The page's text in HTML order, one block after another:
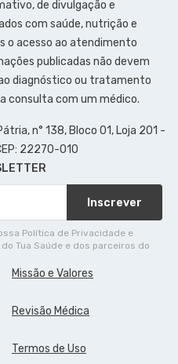
de divulgação e
com saúde, nutrição e
o acesso ao atendimento
publicadas não devem
diagnóstico ou tratamento
consulta com um médico.
n° 138, Bloco 01, Loja 201 -
22270-010
Inscrever
Política de Privacidade e
Tua Saúde e dos parceiros do
Missão e Valores
Revisão Médica
Termos de Uso